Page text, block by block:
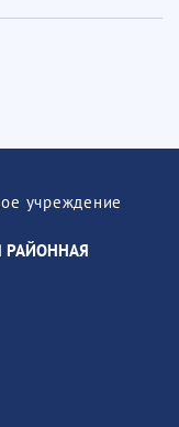
учреждение
РАЙОННАЯ